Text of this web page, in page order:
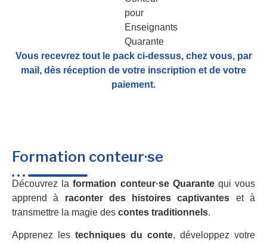
Vous recevrez tout le pack ci-dessus, chez vous, par
mail, dès réception de votre inscription et de votre
paiement.
Formation conteur·se
Découvrez laformation conteur·se Quarantequi vous
apprend à raconter des histoires captivantes et à
transmettre la magie des contes traditionnels.
Apprenez les techniques du conte, développez votre